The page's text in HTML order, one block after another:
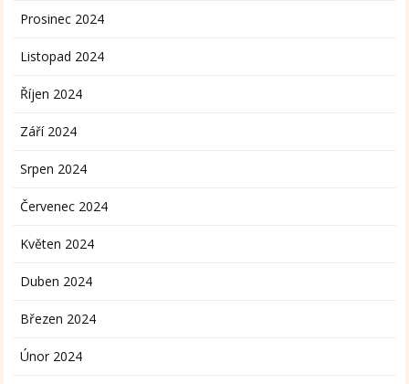
Prosinec 2024
Listopad 2024
Říjen 2024
Září 2024
Srpen 2024
Červenec 2024
Květen 2024
Duben 2024
Březen 2024
Únor 2024